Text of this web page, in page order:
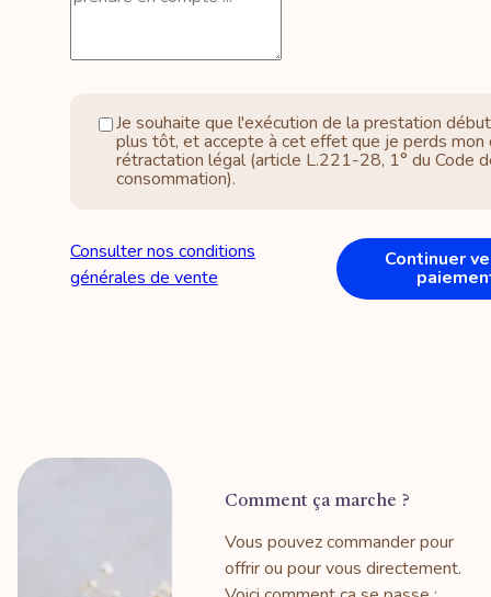
Je souhaite que l'exécution de la prestation
plus tôt, et accepte à cet effet que je perds mon
rétractation légal (article L.221-28, 1° du Code
consommation).
Consulter nos conditions
générales de vente
Continuer
Comment ça marche ?
Vous pouvez commander pour
offrir ou pour vous directement.